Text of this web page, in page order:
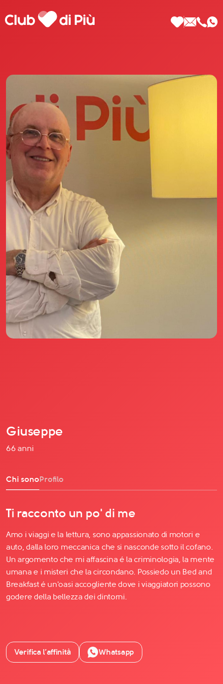
Scopri Club di Più
Le testimonianze Club di Più
La fondatrice Valeria Pilla
Annunci Donne
Agenzia matrimoniale Club di Più
Love Notebook
Il libro Donna di Cuori
Quanto costa Club di Più
Love Academy
Domande Frequenti
Impegno Sociale
Le nostre sedi
Facebook
YouTube
Giuseppe
66 anni
Chi sonoProfilo
Ti racconto un po' di me
Amo i viaggi e la lettura, sono appassionato di motori e
auto, dalla loro meccanica che si nasconde sotto il cofano.
Un argomento che mi affascina é la criminologia, la mente
umana e i misteri che la circondano. Possiedo un Bed and
Breakfast é un'oasi accogliente dove i viaggiatori possono
godere della bellezza dei dintorni.
Verifica l’affinità Whatsapp